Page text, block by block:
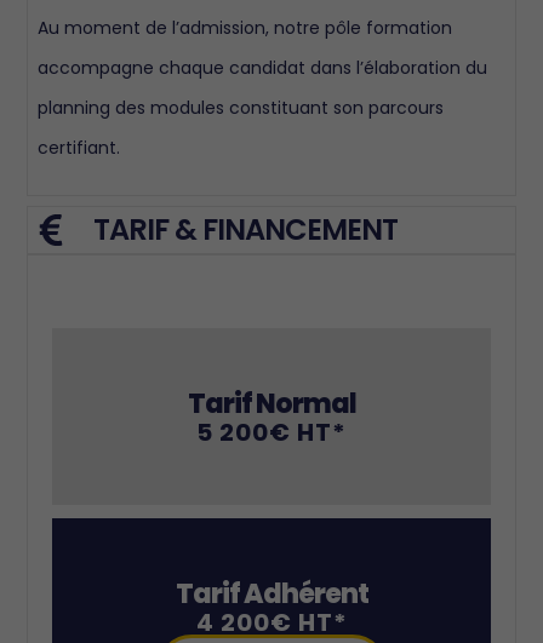
Au moment de l’admission, notre pôle formation
accompagne chaque candidat dans l’élaboration du
planning des modules constituant son parcours
certifiant.
TARIF & FINANCEMENT
Tarif Normal
5 200€ HT*
Tarif Adhérent
4 200€ HT*